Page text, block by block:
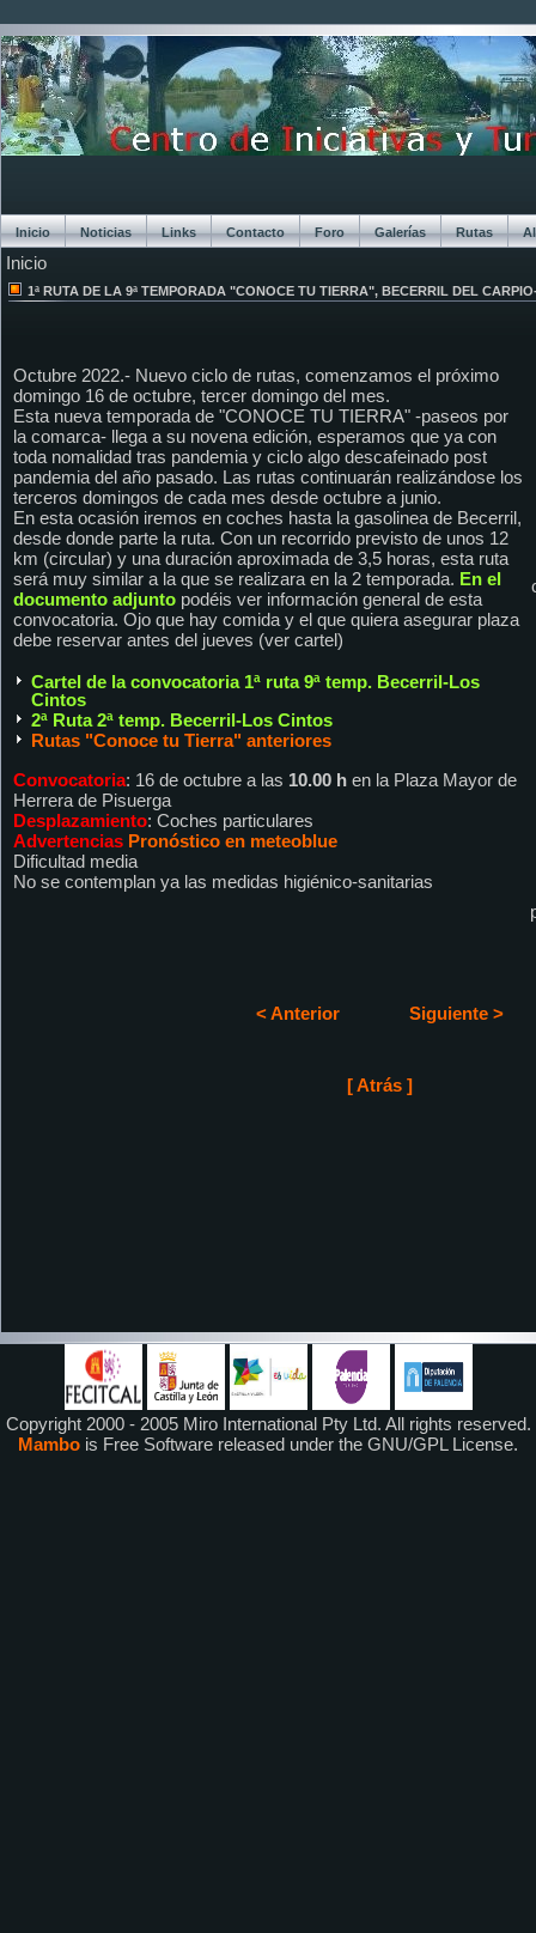
Inicio Noticias Links Contacto Foro Galerías Rutas
Chat
Inicio
1ª RUTA DE LA 9ª TEMPORADA "CONOCE TU TIERRA", BECERRIL DEL
Octubre 2022.- Nuevo ciclo de rutas, comenzamos el próximo
domingo 16 de octubre, tercer domingo del mes.
Esta nueva temporada de "CONOCE TU TIERRA" -paseos por
la comarca- llega a su novena edición, esperamos que ya con
toda nomalidad tras pandemia y ciclo algo descafeinado post
pandemia del año pasado. Las rutas continuarán realizándose los
terceros domingos de cada mes desde octubre a junio.
En esta ocasión iremos en coches hasta la gasolinea de Becerril,
desde donde parte la ruta. Con un recorrido previsto de unos 12
km (circular) y una duración aproximada de 3,5 horas, esta ruta
será muy similar a la que se realizara en la 2 temporada. En el
documento adjunto podéis ver información general de esta
convocatoria. Ojo que hay comida y el que quiera asegurar plaza
debe reservar antes del jueves (ver cartel)
Cartel de la convocatoria 1ª ruta 9ª temp. Becerril-Los
Cintos
2ª Ruta 2ª temp. Becerril-Los Cintos
Rutas "Conoce tu Tierra" anteriores
Convocatoria: 16 de octubre a las 10.00 h en la Plaza Mayor de
Herrera de Pisuerga
Desplazamiento: Coches particulares
Advertencias Pronóstico en meteoblue
Dificultad media
No se contemplan ya las medidas higiénico-sanitarias
< Anterior Siguiente >
[ Atrás ]
Copyright 2000 - 2005 Miro International Pty Ltd. All rights reserved.
Mambo is Free Software released under the GNU/GPL License.